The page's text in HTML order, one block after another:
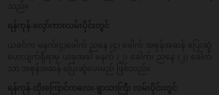
ရန်ကုန်-လှော်ကားလမ်းပိုင်းတွင်
ယခင်က မနက်(၄)ခေါက် ညနေ (၄) ခေါက် အစုန်အဆန် ပြေးဆွဲ
ပေးလျက်ရှိရာမှ ယခုအခါ မနက် (၂) ခေါက်၊ ညနေ (၂) ခေါက်
သာ အစုန်အဆန် ပြေးဆွဲပေးမည် ဖြစ်သည်။
ရန်ကုန်-တိုးကြောင်ကလေး-ရွာသာကြီး လမ်းပိုင်းတွင်